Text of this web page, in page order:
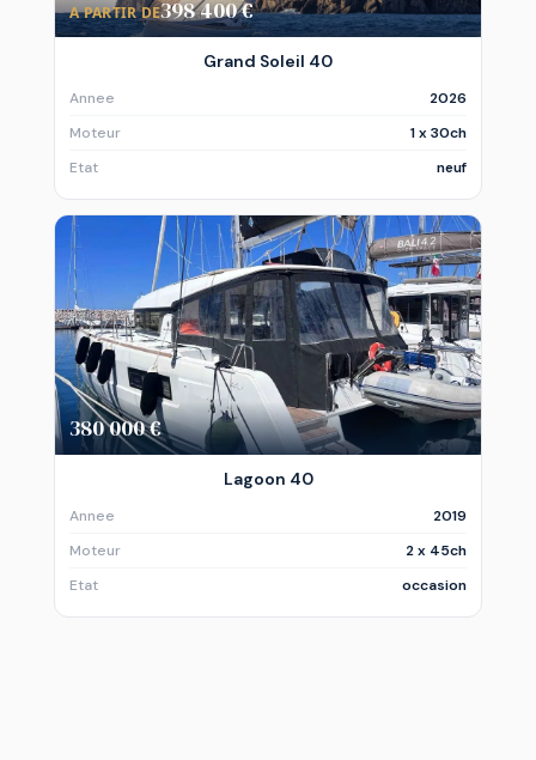
A PARTIR DE398 400 €
Grand Soleil 40
Annee
2026
Moteur
1 x 30ch
Etat
neuf
380 000 €
Lagoon 40
Annee
2019
Moteur
2 x 45ch
Etat
occasion